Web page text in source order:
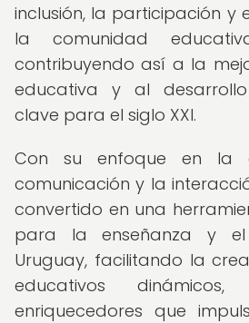
inclusión, la participación y
la comunidad
contribuyendo así a la
educativa y al
clave para el siglo XXI.
Con su enfoque en la
comunicación y la
convertido en una
para la enseñanza y el
Uruguay, facilitando la
educativos
enriquecedores que